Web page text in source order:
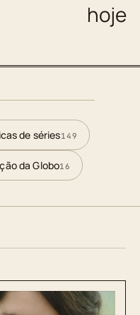
hoje
de séries149
da Globo16